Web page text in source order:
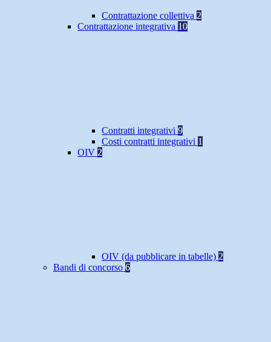
Contrattazione collettiva 2
Contrattazione integrativa 10
Contratti integrativi 9
Costi contratti integrativi 1
OIV 2
OIV (da pubblicare in tabelle) 2
Bandi di concorso 6